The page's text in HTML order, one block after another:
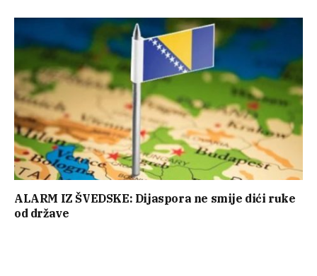
ALARM IZ ŠVEDSKE: Dijaspora ne smije dići ruke
od države